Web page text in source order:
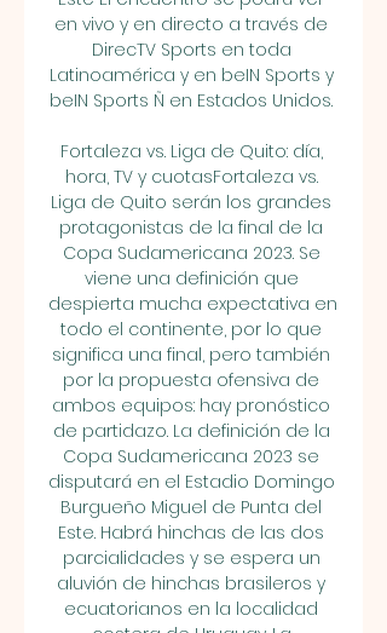
en vivo y en directo a través de
DirecTV Sports en toda
Latinoamérica y en beIN Sports y
beIN Sports Ñ en Estados Unidos.
Fortaleza vs. Liga de Quito: día,
hora, TV y cuotasFortaleza vs.
Liga de Quito serán los grandes
protagonistas de la final de la
Copa Sudamericana 2023. Se
viene una definición que
despierta mucha expectativa en
todo el continente, por lo que
significa una final, pero también
por la propuesta ofensiva de
ambos equipos: hay pronóstico
de partidazo. La definición de la
Copa Sudamericana 2023 se
disputará en el Estadio Domingo
Burgueño Miguel de Punta del
Este. Habrá hinchas de las dos
parcialidades y se espera un
aluvión de hinchas brasileros y
ecuatorianos en la localidad